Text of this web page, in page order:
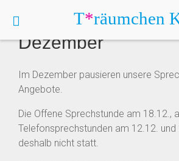
Sprechstunden
Dezember
Im Dezember pausieren unsere
Angebote.
Die Offene Sprechstunde am 18.12.,
Telefonsprechstunden am 12.12. und
deshalb nicht statt.
T*räumchen